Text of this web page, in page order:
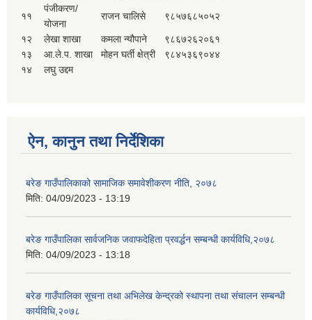
११
पंजीकरण/
योजना
राजन चालिसे ९८५७६८५०५२
१२ लेखा शाखा कमला न्यौपाने
९८६७२६२०६१
१३
आ.ले.प. शाखा मोहन घर्ती क्षेत्री
९८४५३६९०४४
१४
लघु उद्दम
ऐन, कानुन तथा निर्देशिका
बरेङ गाउँपालिकाको सामाजिक समावेशीकरण नीति, २०७८
मिति: 04/09/2023 - 13:19
बरेङ गाउँपालिका सार्वजनिक जवाफदेहिता प्रवर्द्धन सम्बन्धी कार्यविधि,२०७८
मिति: 04/09/2023 - 13:18
बरेङ गाउँपालिका सूचना तथा अभिलेख केन्द्रको स्थापना तथा संचालन सम्बन्धी
कार्यविधि,२०७८